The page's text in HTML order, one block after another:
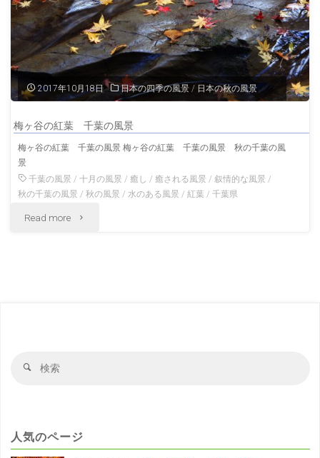
瀬
渓
葉
風
景"
2017年10月18日 日本の四季の風景 / 日本の秋の風景
梅ヶ谷の紅葉 千葉の風景
梅ヶ谷の紅葉 千葉の風景 梅ヶ谷の紅葉 千葉の風景 秋の千葉の風
景
千葉の風景 /十月の風景 /癒し /癒される風景 /叙情的な風景 /
秋の千葉の風景 /秋の風景 / 水のある風景 /紅葉 /千葉県
Read more "梅
の
検
人気のページ